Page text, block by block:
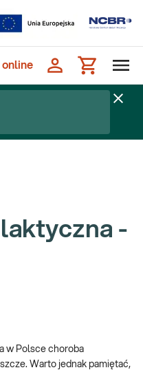
-
w Polsce choroba
Warto jednak pamiętać,